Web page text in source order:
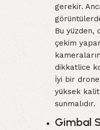
gerekir.
Bu yüzden,
çekim
dikkatlice
İyi bir
yüksek
sunmalıdır.
Gimbal